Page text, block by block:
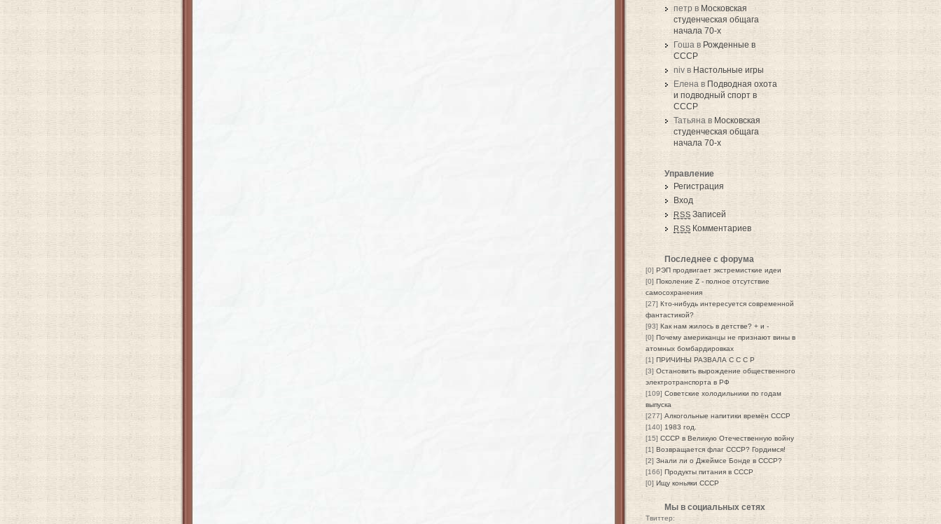
петр в Московская
студенческая общага
начала 70-х
Гоша в Рожденные в
СССР
niv в Настольные игры
Елена в Подводная охота
и подводный спорт в
СССР
Татьяна в Московская
студенческая общага
начала 70-х
Управление
Регистрация
Вход
RSS Записей
RSS Комментариев
Последнее с форума
[0] РЭП продвигает экстремисткие идеи
[0] Поколение Z - полное отсутствие
самосохранения
[27] Кто-нибудь интересуется современной
фантастикой?
[93] Как нам жилось в детстве? + и -
[0] Почему американцы не признают вины в
атомных бомбардировках
[1] ПРИЧИНЫ РАЗВАЛА С С С Р
[3] Остановить вырождение общественного
электротранспорта в РФ
[109] Советские холодильники по годам
выпуска
[277] Алкогольные напитики времён СССР
[140] 1983 год.
[15] СССР в Великую Отечественную войну
[1] Возвращается флаг СССР? Гордимся!
[2] Знали ли о Джеймсе Бонде в СССР?
[166] Продукты питания в СССР
[0] Ищу коньяки СССР
Мы в социальных сетях
Твиттер: